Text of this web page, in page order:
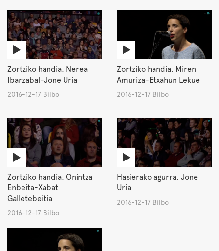
Zortziko handia. Nerea
Ibarzabal-Jone Uria
2016-12-17 Bilbo
Zortziko handia. Miren
Amuriza-Etxahun Lekue
2016-12-17 Bilbo
Zortziko handia. Onintza
Enbeita-Xabat
Galletebeitia
2016-12-17 Bilbo
Hasierako agurra. Jone
Uria
2016-12-17 Bilbo